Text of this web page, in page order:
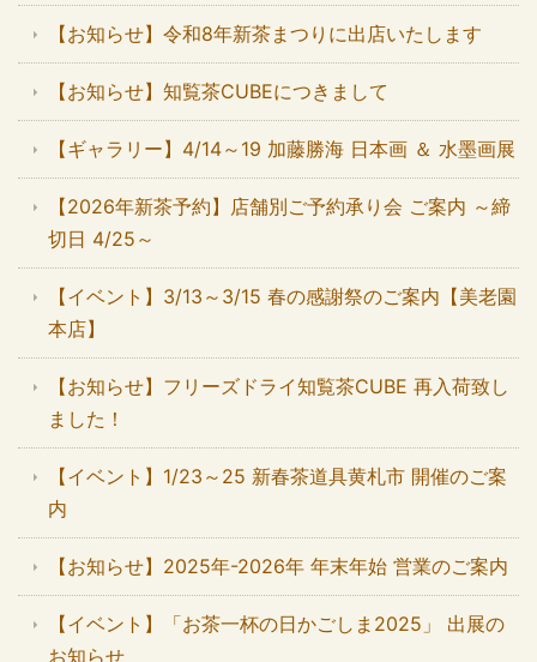
【お知らせ】令和8年新茶まつりに出店いたします
【お知らせ】知覧茶CUBEにつきまして
【ギャラリー】4/14～19 加藤勝海 日本画 ＆ 水墨画展
【2026年新茶予約】店舗別ご予約承り会 ご案内 ～締
切日 4/25～
【イベント】3/13～3/15 春の感謝祭のご案内【美老園
本店】
【お知らせ】フリーズドライ知覧茶CUBE 再入荷致し
ました！
【イベント】1/23～25 新春茶道具黄札市 開催のご案
内
【お知らせ】2025年-2026年 年末年始 営業のご案内
【イベント】「お茶一杯の日かごしま2025」 出展の
お知らせ